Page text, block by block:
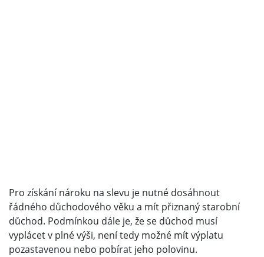
Pro získání nároku na slevu je nutné dosáhnout
řádného důchodového věku a mít přiznaný starobní
důchod. Podmínkou dále je, že se důchod musí
vyplácet v plné výši, není tedy možné mít výplatu
pozastavenou nebo pobírat jeho polovinu.